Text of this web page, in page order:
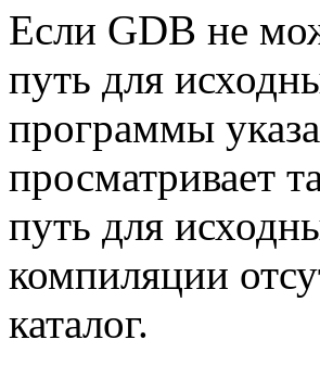
Если GDB не
путь для
программы
просматривает
путь для
компиляции
каталог.